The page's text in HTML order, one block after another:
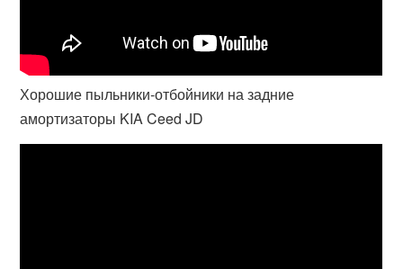
Хорошие пыльники-отбойники на задние
амортизаторы KIA Ceed JD